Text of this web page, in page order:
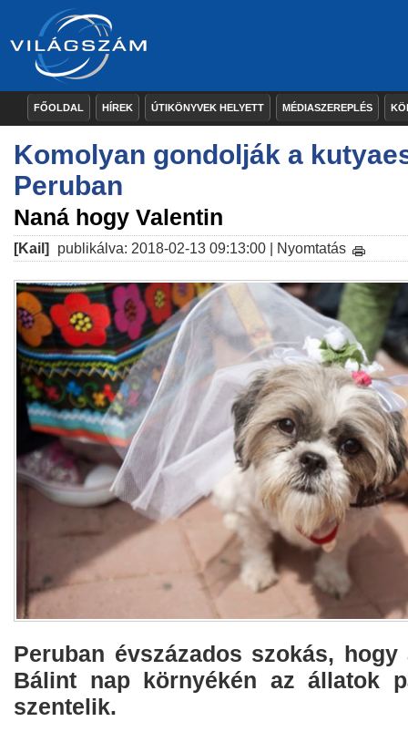
FŐOLDAL HÍREK ÚTIKÖNYVEK HELYETT MÉDIASZEREPLÉS
Komolyan gondolják a
Peruban
Naná hogy Valentin
[Kail] publikálva: 2018-02-13 09:13:00 | Nyomtatás
Peruban évszázados szokás,
Bálint nap környékén az állatok
szentelik.